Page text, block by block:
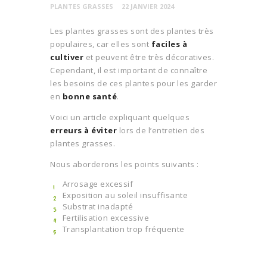
PLANTES GRASSES 22 JANVIER 2024
Les plantes grasses sont des plantes très
populaires, car elles sont faciles à
cultiver et peuvent être très décoratives.
Cependant, il est important de connaître
les besoins de ces plantes pour les garder
en bonne santé.
Voici un article expliquant quelques
erreurs à éviter lors de l’entretien des
plantes grasses.
Nous aborderons les points suivants :
Arrosage excessif
Exposition au soleil insuffisante
Substrat inadapté
Fertilisation excessive
Transplantation trop fréquente